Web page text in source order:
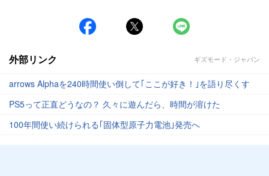
外部リンク ギズモード・ジャパン
arrows Alphaを240時間使い倒して｢ここが好き！｣を語り尽くす
PS5って正直どうなの？ 久々に遊んだら、時間が溶けた
100年間使い続けられる｢固体型原子力電池｣発売へ